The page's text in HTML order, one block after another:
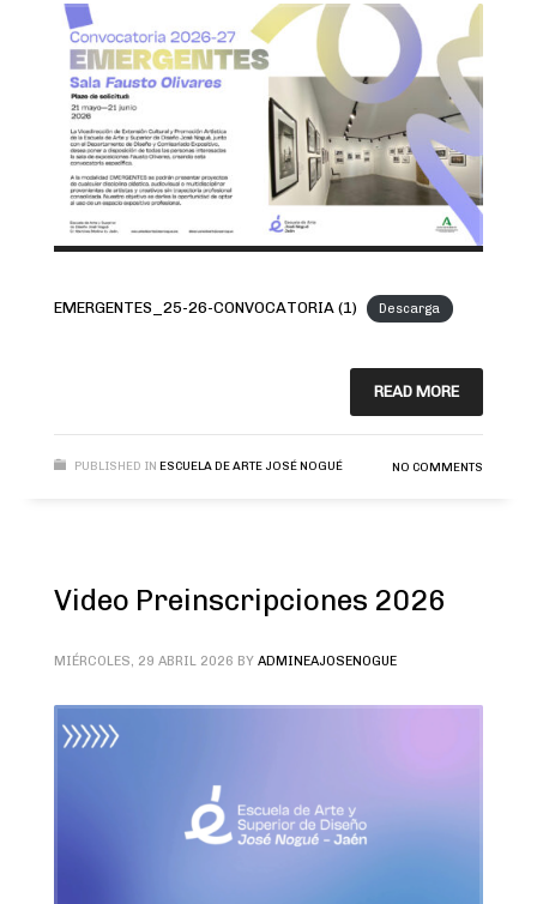
EMERGENTES_25-26-CONVOCATORIA (1) Descarga
READ MORE
PUBLISHED IN ESCUELA DE ARTE JOSÉ NOGUÉ NO COMMENTS
Video Preinscripciones 2026
MIÉRCOLES, 29 ABRIL 2026 BY ADMINEAJOSENOGUE